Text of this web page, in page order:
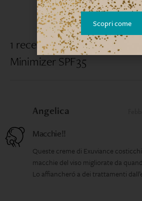
1 recensione perOptiLight
Minimizer SPF35
Angelica
Macchie!!
Queste creme di Exuviance
macchie del viso migliorate da
Lo affiancheró a dei trattamenti
Scopri come